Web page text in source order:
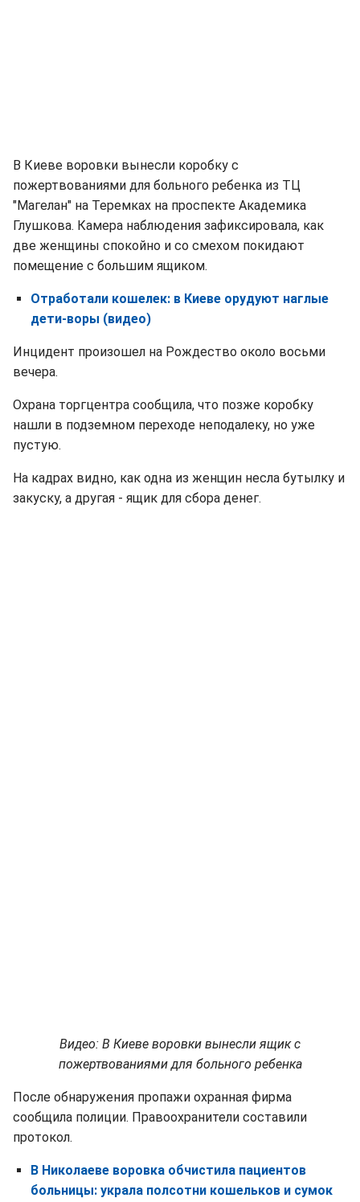
В Киеве воровки вынесли коробку с
пожертвованиями для больного ребенка из ТЦ
"Магелан" на Теремках на проспекте Академика
Глушкова. Камера наблюдения зафиксировала, как
две женщины спокойно и со смехом покидают
помещение с большим ящиком.
Отработали кошелек: в Киеве орудуют наглые
дети-воры (видео)
Инцидент произошел на Рождество около восьми
вечера.
Охрана торгцентра сообщила, что позже коробку
нашли в подземном переходе неподалеку, но уже
пустую.
На кадрах видно, как одна из женщин несла бутылку и
закуску, а другая - ящик для сбора денег.
Видео: В Киеве воровки вынесли ящик с
пожертвованиями для больного ребенка
После обнаружения пропажи охранная фирма
сообщила полиции. Правоохранители составили
протокол.
В Николаеве воровка обчистила пациентов
больницы: украла полсотни кошельков и сумок